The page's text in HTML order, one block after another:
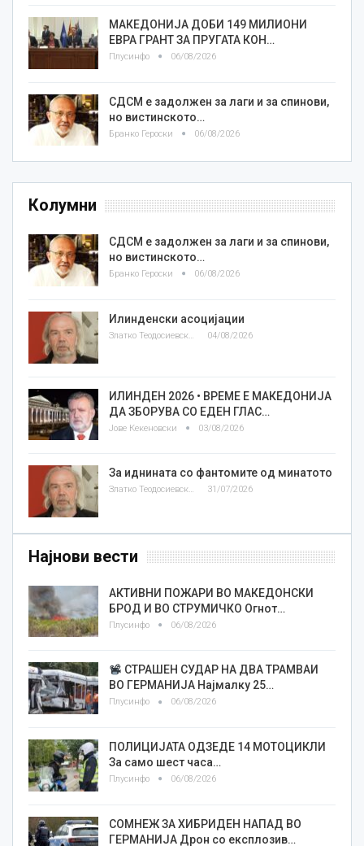
МАКЕДОНИЈА ДОБИ 149 МИЛИОНИ
ЕВРА ГРАНТ ЗА ПРУГАТА КОН…
Плусинфо 06/08/2026
СДСМ е задолжен за лаги и за спинови,
но вистинското…
Бранко Героски 06/08/2026
Колумни
СДСМ е задолжен за лаги и за спинови,
но вистинското…
Бранко Героски 06/08/2026
Илинденски асоцијации
Златко Теодосиевски 04/08/2026
ИЛИНДЕН 2026 • ВРЕМЕ Е МАКЕДОНИЈА
ДА ЗБОРУВА СО ЕДЕН ГЛАС…
Јове Кекеновски 03/08/2026
За иднината со фантомите од минатото
Златко Теодосиевски 31/07/2026
Најнови вести
АКТИВНИ ПОЖАРИ ВО МАКЕДОНСКИ
БРОД И ВО СТРУМИЧКО Огнот…
Плусинфо 06/08/2026
СТРАШЕН СУДАР НА ДВА ТРАМВАИ
ВО ГЕРМАНИЈА Најмалку 25…
Плусинфо 06/08/2026
ПОЛИЦИЈАТА ОДЗЕДЕ 14 МОТОЦИКЛИ
За само шест часа…
Плусинфо 06/08/2026
СОМНЕЖ ЗА ХИБРИДЕН НАПАД ВО
ГЕРМАНИЈА Дрон со експлозив…